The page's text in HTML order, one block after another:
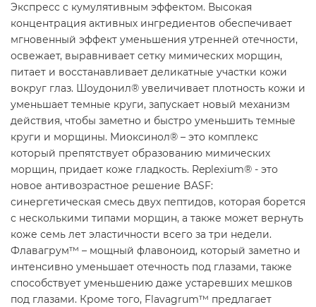
Экспресс с кумулятивным эффектом. Высокая
концентрация активных ингредиентов обеспечивает
мгновенный эффект уменьшения утренней отечности,
освежает, выравнивает сетку мимических морщин,
питает и восстанавливает деликатные участки кожи
вокруг глаз. Шоудонил® увеличивает плотность кожи и
уменьшает темные круги, запускает новый механизм
действия, чтобы заметно и быстро уменьшить темные
круги и морщины. Миоксинол® – это комплекс
который препятствует образованию мимических
морщин, придает коже гладкость. Replexium® - это
новое антивозрастное решение BASF:
синергетическая смесь двух пептидов, которая борется
с несколькими типами морщин, а также может вернуть
коже семь лет эластичности всего за три недели.
Флавагрум™ – мощный флавоноид, который заметно и
интенсивно уменьшает отечность под глазами, также
способствует уменьшению даже устаревших мешков
под глазами. Кроме того, Flavagrum™ предлагает